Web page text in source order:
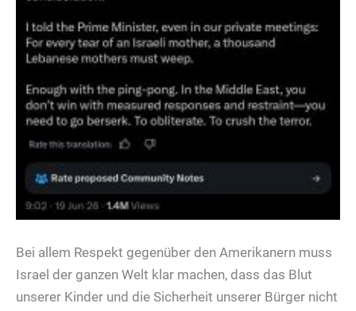
Bei allem Respekt gegenüber den Amerikanern muss
Israel der ganzen Welt klar machen, dass das Blut
unserer Kinder und die Sicherheit unserer Bürger nicht